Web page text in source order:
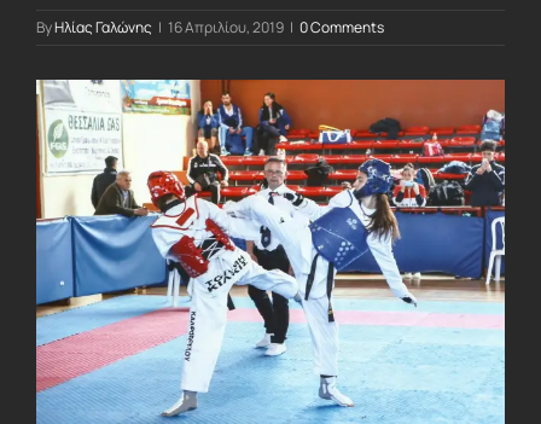
ByΗλίας Γαλώνης | 16 Απριλίου, 2019 | 0 Comments